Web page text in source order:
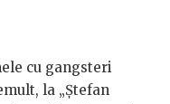
cu gangsteri
la „Ștefan